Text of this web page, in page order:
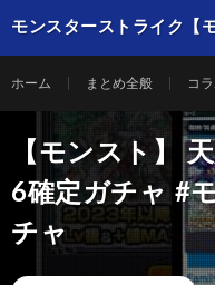
モンスターストライク【
ホーム まとめ全般 コ
【モンスト】
6確定ガチャ #
チャ